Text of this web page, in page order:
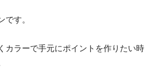
です。
カラーで手元にポイントを作りたい時